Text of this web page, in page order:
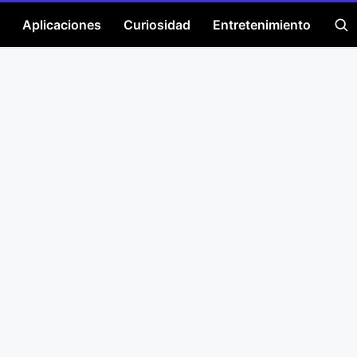
Aplicaciones Curiosidad Entretenimiento